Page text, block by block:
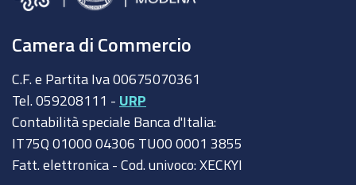
Camera di Commercio
C.F. e Partita Iva 00675070361
Tel. 059208111 - URP
Contabilità speciale Banca d'Italia:
IT75Q 01000 04306 TU00 0001 3855
Fatt. elettronica - Cod. univoco: XECKYI